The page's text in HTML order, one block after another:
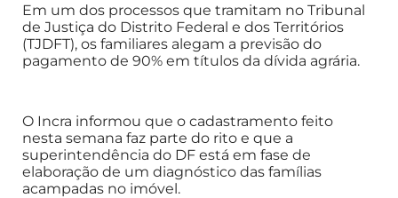
Em um dos processos que tramitam no Tribunal
de Justiça do Distrito Federal e dos Territórios
(TJDFT), os familiares alegam a previsão do
pagamento de 90% em títulos da dívida agrária.
O Incra informou que o cadastramento feito
nesta semana faz parte do rito e que a
superintendência do DF está em fase de
elaboração de um diagnóstico das famílias
acampadas no imóvel.